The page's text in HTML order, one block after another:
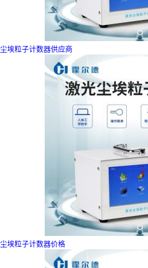
尘埃粒子计数器供应商
尘埃粒子计数器价格